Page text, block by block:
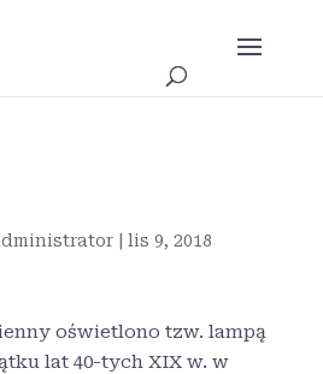
| lis 9, 2018
oświetlono tzw. lampą
lat 40-tych XIX w. w